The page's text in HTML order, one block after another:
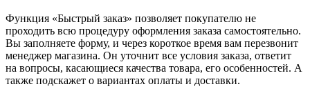
Функция «Быстрый заказ» позволяет покупателю не
проходить всю процедуру оформления заказа самостоятельно.
Вы заполняете форму, и через короткое время вам перезвонит
менеджер магазина. Он уточнит все условия заказа, ответит
на вопросы, касающиеся качества товара, его особенностей. А
также подскажет о вариантах оплаты и доставки.